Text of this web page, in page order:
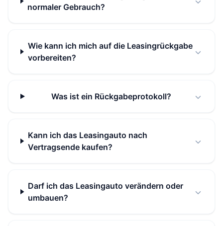
normaler Gebrauch?
Wie kann ich mich auf die Leasingrückgabe
vorbereiten?
Was ist ein Rückgabeprotokoll?
Kann ich das Leasingauto nach
Vertragsende kaufen?
Darf ich das Leasingauto verändern oder
umbauen?